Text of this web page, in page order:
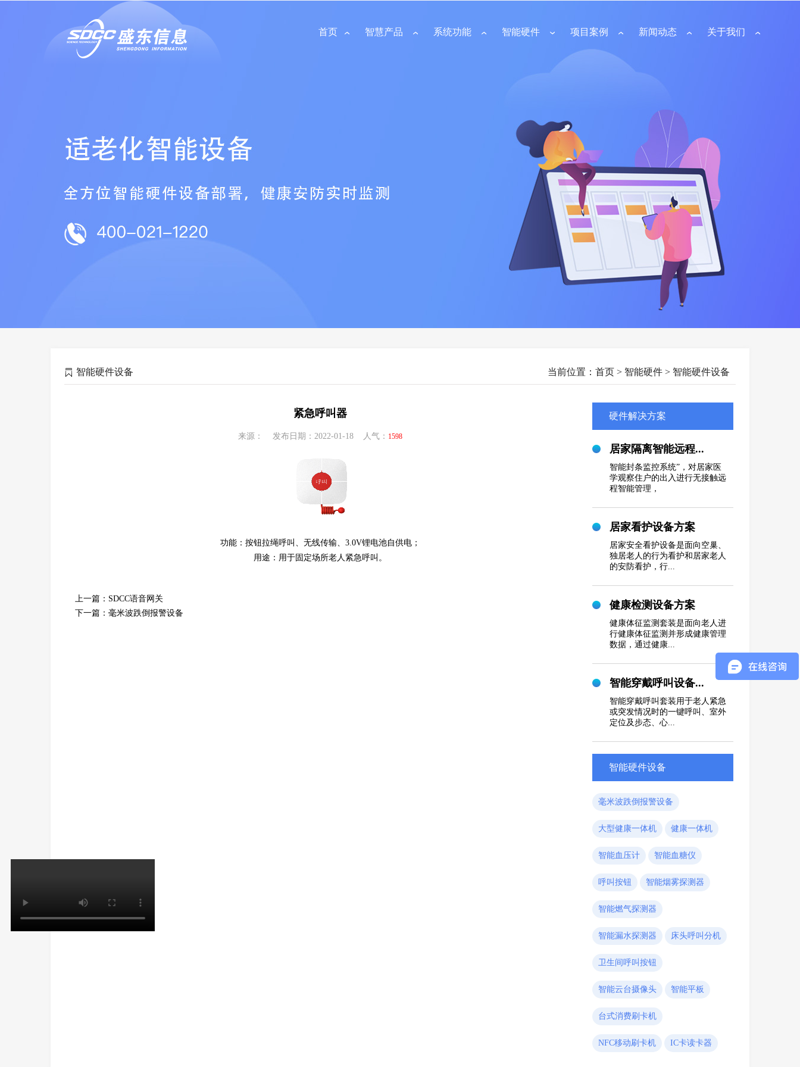
首页 智慧产品 系统功能 智能硬件 项目案例 新闻动态 关于我们
智能硬件设备 当前位置： 首页> 智能硬件 > 智能硬件设备
紧急呼叫器
来源： 发布日期：2022-01-18 人气： 1598
功能： 按钮拉绳呼叫、 无线传输、3.0V锂电池自供电；
用途：用于固定场所老人紧急呼叫。
上一篇： SDCC语音网关
下一篇： 毫米波跌倒报警设备
硬件解决方案
居家隔离智能远程...
智能封条监控系统”，对居家医
学观察住户的出入进行无接触远
程智能管理，
居家看护设备方案
居家安全看护设备是面向空巢、
独居老人的行为看护和居家老人
的安防看护，行...
健康检测设备方案
健康体征监测套装是面向老人进
行健康体征监测并形成健康管理
数据，通过健康...
智能穿戴呼叫设备...
智能穿戴呼叫套装用于老人紧急
或突发情况时的一键呼叫、室外
定位及步态、心...
智能硬件设备
毫米波跌倒报警设备
大型健康一体机 健康一体机
智能血压计 智能血糖仪
呼叫按钮 智能烟雾探测器
智能燃气探测器
智能漏水探测器 床头呼叫分机
卫生间呼叫按钮
智能云台摄像头 智能平板
台式消费刷卡机
NFC移动刷卡机 IC卡读卡器